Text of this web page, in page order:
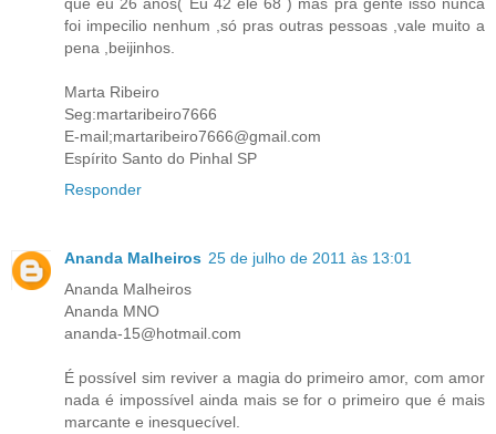
foi impecilio nenhum ,só pras outras pessoas ,vale muito a
pena ,beijinhos.
Marta Ribeiro
Seg:martaribeiro7666
E-mail;martaribeiro7666@gmail.com
Espírito Santo do Pinhal SP
Responder
Ananda Malheiros 25 de julho de 2011 às 13:01
Ananda Malheiros
Ananda MNO
ananda-15@hotmail.com
É possível sim reviver a magia do primeiro amor, com amor
nada é impossível ainda mais se for o primeiro que é mais
marcante e inesquecível.